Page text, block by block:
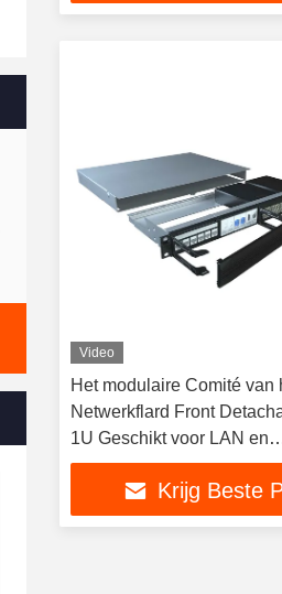
Video
Het modulaire Comité van
Netwerkflard Front
1U Geschikt voor LAN en
Vezelnetwerk
Krijg Beste